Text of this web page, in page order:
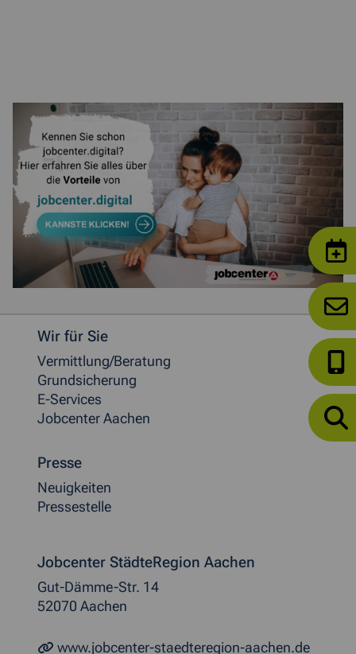
Weitere allgemeine Informationen
Wir für Sie
Vermittlung/Beratung
Grundsicherung
E-Services
Jobcenter Aachen
Presse
Neuigkeiten
Pressestelle
Jobcenter StädteRegion Aachen
Gut-Dämme-Str. 14
52070 Aachen
www.jobcenter-staedteregion-aachen.de